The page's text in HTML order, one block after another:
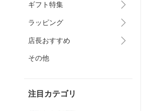
ギフト特集
ラッピング
店長おすすめ
その他
注目カテゴリ
ーランド MOOMIN havi ハヴィ ペー
パーナフキン 紙ナプキン デコパー
ジュ デザインペーパー